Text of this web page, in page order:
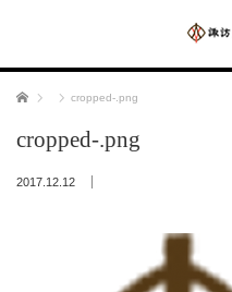
ホーム cropped-.png
cropped-.png
2017.12.12